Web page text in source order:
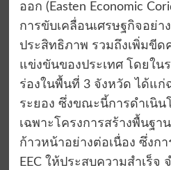
ออก (Easten Economic
การขับเคลื่อนเศรษฐกิจอย่า
ประสิทธิภาพ รวมถึงเพิ่มขีด
แข่งขันของประเทศ โดยใน
ร่องในพื้นที่ 3 จังหวัด ได้แก่
ระยอง ซึ่งขณะนี้การดำเนิน
เฉพาะโครงการสร้างพื้นฐา
ก้าวหน้าอย่างต่อเนื่อง ซึ่งก
EEC ให้ประสบความสำเร็จ